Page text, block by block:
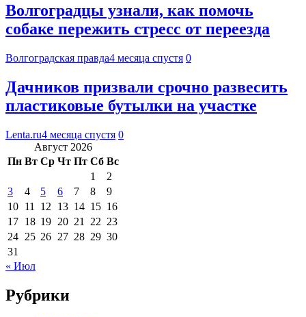
Волгоградцы узнали, как помочь
собаке пережить стресс от переезда
Волгоградская правда4 месяца спустя 0
Дачников призвали срочно развесить
пластиковые бутылки на участке
Lenta.ru4 месяца спустя 0
Август 2026
Пн Вт Ср Чт Пт Сб Вс
1
2
3
4 5 6 7 8
9
10 11 12 13 14 15 16
17 18 19 20 21 22 23
24 25 26 27 28 29 30
31
« Июл
Рубрики